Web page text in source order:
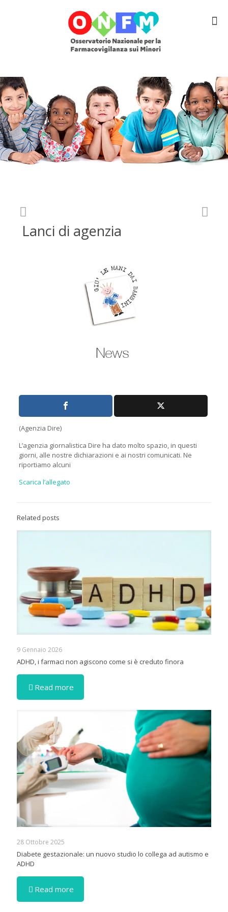
Lanci di agenzia
(Agenzia Dire)
L’agenzia giornalistica Dire ha dato molto spazio, in questi
giorni, alle nostre dichiarazioni e ai nostri comunicati. Ne
riportiamo alcuni
Scarica l’allegato
Related posts
9 Gennaio 2026
ADHD, i farmaci non agiscono come si è creduto finora
Read more
28 Ottobre 2025
Diabete gestazionale: un nuovo studio lo collega ad autismo e
ADHD
Read more